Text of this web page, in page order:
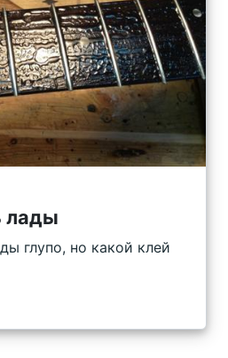
лады
глупо, но какой клей